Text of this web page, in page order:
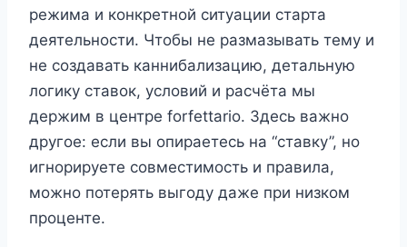
режима и конкретной ситуации старта
деятельности. Чтобы не размазывать тему и
не создавать каннибализацию, детальную
логику ставок, условий и расчёта мы
держим в центре forfettario. Здесь важно
другое: если вы опираетесь на “ставку”, но
игнорируете совместимость и правила,
можно потерять выгоду даже при низком
проценте.